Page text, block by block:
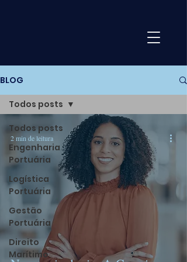
BLOG
Todos posts
Engenharia
Portuária
Logística
Portuária
Gestão
Portuária
Direito
Marítimo
Todos posts
2 min de leitura